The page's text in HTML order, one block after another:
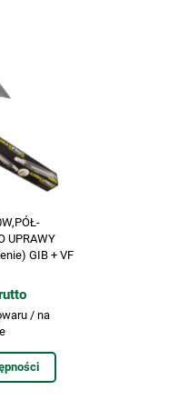
UPRAWY
GIB + VF
/ na